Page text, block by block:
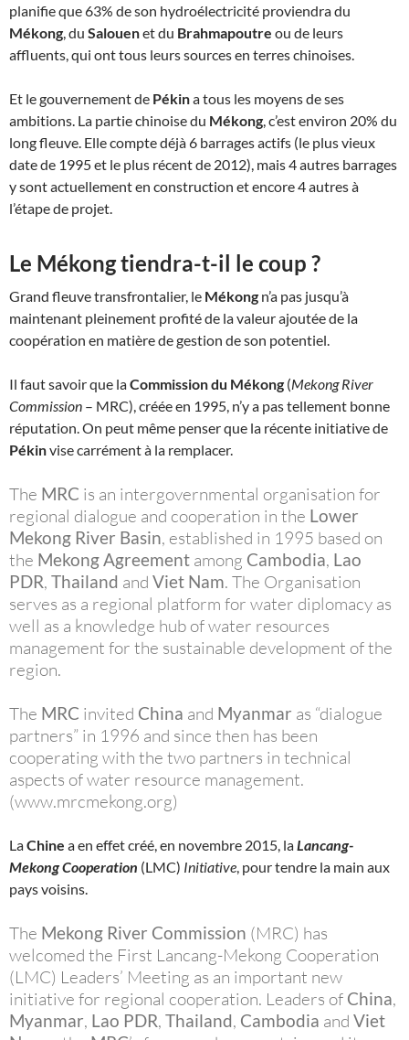
planifie que 63% de son hydroélectricité proviendra du
Mékong , du Salouenet du Brahmapoutre ou de leurs
affluents, qui ont tous leurs sources en terres chinoises.
Et le gouvernement de Pékina tous les moyens de ses
ambitions. La partie chinoise du Mékong , c’est environ 20% du
long fleuve. Elle compte déjà 6 barrages actifs (le plus vieux
date de 1995 et le plus récent de 2012), mais 4 autres barrages
y sont actuellement en construction et encore 4 autres à
l’étape de projet.
Le Mékong tiendra-t-il le coup ?
Grand fleuve transfrontalier, le Mékong n’a pas jusqu’à
maintenant pleinement profité de la valeur ajoutée de la
coopération en matière de gestion de son potentiel.
Il faut savoir que laCommission du Mékong (Mekong River
Commission – MRC), créée en 1995, n’y a pas tellement bonne
réputation. On peut même penser que la récente initiative de
Pékinvise carrément à la remplacer.
The MRC is an intergovernmental organisation for
regional dialogue and cooperation in the Lower
Mekong River Basin, established in 1995 based on
the Mekong Agreement among Cambodia, Lao
PDR, Thailand and Viet Nam. The Organisation
serves as a regional platform for water diplomacy as
well as a knowledge hub of water resources
management for the sustainable development of the
region.
The MRC invited China and Myanmar as “dialogue
partners” in 1996 and since then has been
cooperating with the two partners in technical
aspects of water resource management.
(www.mrcmekong.org)
LaChine a en effet créé, en novembre 2015, laLancang-
Mekong Cooperation (LMC) Initiative , pour tendre la main aux
pays voisins.
The Mekong River Commission (MRC) has
welcomed the First Lancang-Mekong Cooperation
(LMC) Leaders’ Meeting as an important new
initiative for regional cooperation. Leaders of China,
Myanmar, Lao PDR, Thailand, Cambodia and Viet